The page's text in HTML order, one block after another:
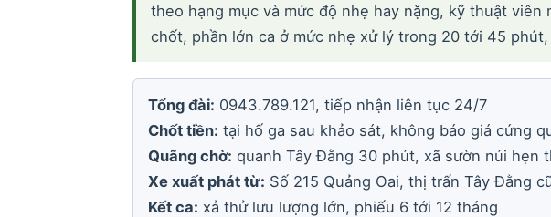
theo hạng mục và mức độ nhẹ hay nặng, kỹ thuật viên
chốt, phần lớn ca ở mức nhẹ xử lý trong 20 tới 45
Tổng đài: 0943.789.121, tiếp nhận liên tục 24/7
Chốt tiền: tại hố ga sau khảo sát, không báo giá cứng
Quãng chờ: quanh Tây Đằng 30 phút, xã sườn núi hẹn
Xe xuất phát từ: Số 215 Quảng Oai, thị trấn Tây Đằng
Kết ca: xả thử lưu lượng lớn, phiếu 6 tới 12 tháng